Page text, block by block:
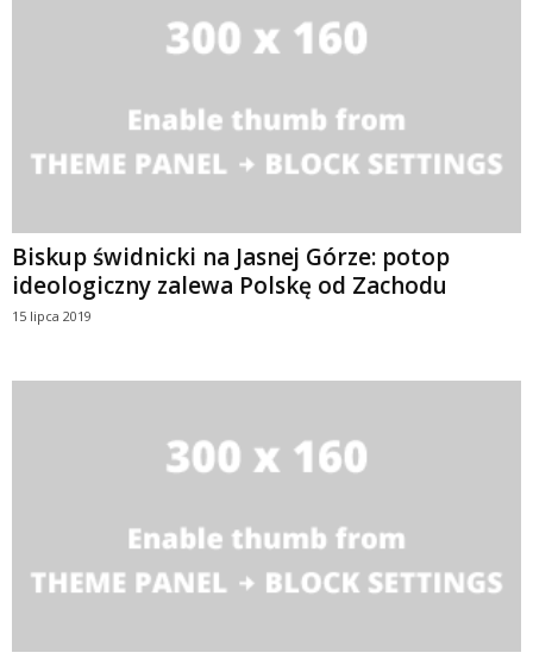
Biskup świdnicki na Jasnej Górze: potop
ideologiczny zalewa Polskę od Zachodu
15 lipca 2019